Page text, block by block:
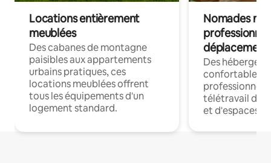
Locations entièrement
meublées
Des cabanes de montagne
paisibles aux appartements
urbains pratiques, ces
locations meublées offrent
tous les équipements d'un
logement standard.
Nomades
déplacement
Des
confortables
professionnels
télétravail
et d'espaces